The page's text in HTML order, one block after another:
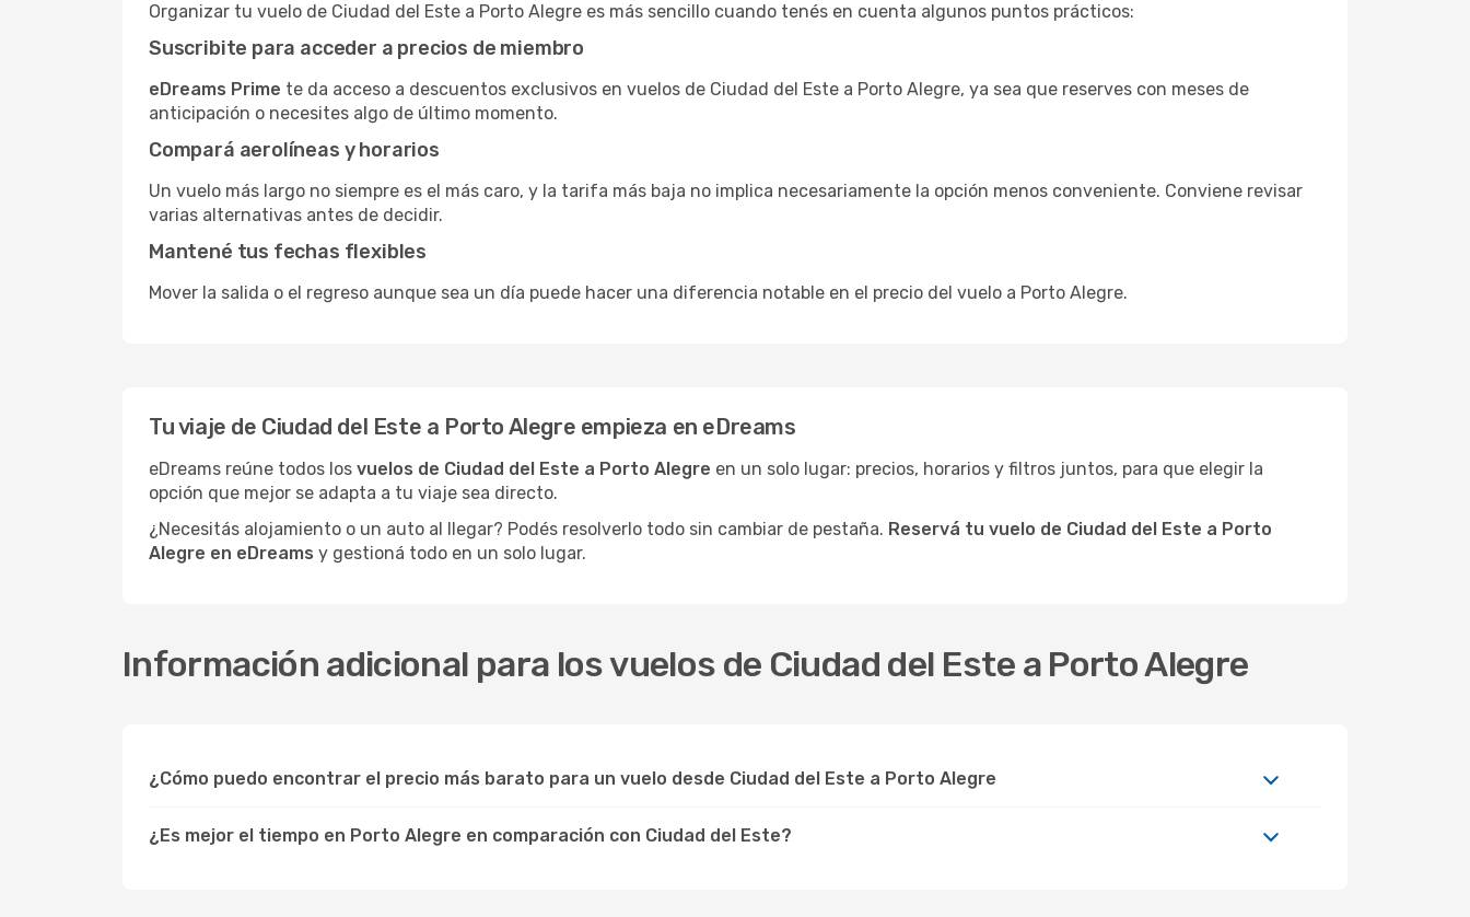
Organizar tu vuelo de Ciudad del Este a Porto Alegre es más sencillo cuando tenés en cuenta algunos puntos prácticos:
Suscribite para acceder a precios de miembro
eDreams Prime te da acceso a descuentos exclusivos en vuelos de Ciudad del Este a Porto Alegre, ya sea que reserves con meses de
anticipación o necesites algo de último momento.
Compará aerolíneas y horarios
Un vuelo más largo no siempre es el más caro, y la tarifa más baja no implica necesariamente la opción menos conveniente. Conviene revisar
varias alternativas antes de decidir.
Mantené tus fechas flexibles
Mover la salida o el regreso aunque sea un día puede hacer una diferencia notable en el precio del vuelo a Porto Alegre.
Tu viaje de Ciudad del Este a Porto Alegre empieza en eDreams
eDreams reúne todos los vuelos de Ciudad del Este a Porto Alegre en un solo lugar: precios, horarios y filtros juntos, para que elegir la
opción que mejor se adapta a tu viaje sea directo.
¿Necesitás alojamiento o un auto al llegar? Podés resolverlo todo sin cambiar de pestaña. Reservá tu vuelo de Ciudad del Este a Porto
Alegre en eDreams y gestioná todo en un solo lugar.
Información adicional para los vuelos de Ciudad del Este a Porto Alegre
¿Cómo puedo encontrar el precio más barato para un vuelo desde Ciudad del Este a Porto Alegre
¿Es mejor el tiempo en Porto Alegre en comparación con Ciudad del Este?